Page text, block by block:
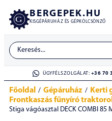
BERGEPEK.HU
KISGÉPÁRUHÁZ ÉS GÉPKÖLCSÖNZŐ
ÜGYFÉLSZOLGÁLAT: +36 70
Főoldal / Gépáruház / Kerti
Frontkaszás fűnyíró
Stiga vágóasztal DECK COMBI 85